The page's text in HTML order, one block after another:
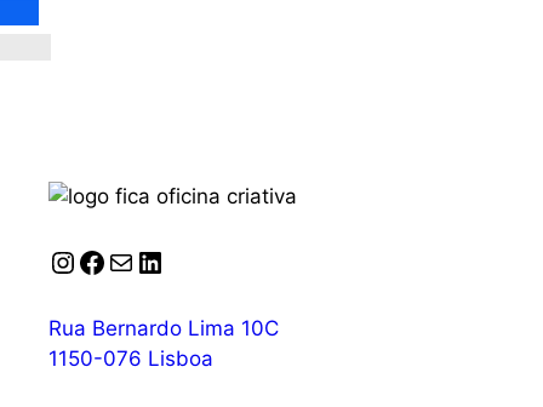
Instagram
Facebook
Correio
LinkedIn
Rua Bernardo Lima 10C
1150-076 Lisboa